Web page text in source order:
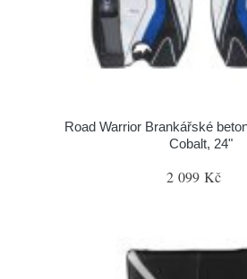
Road Warrior Brankářské
Cobalt, 24"
2 099 Kč